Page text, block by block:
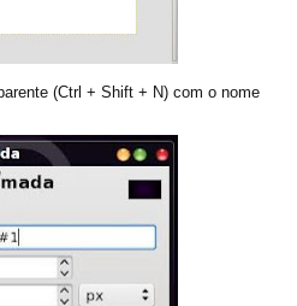
(Ctrl + Shift + N) com o nome